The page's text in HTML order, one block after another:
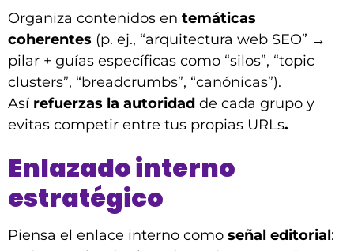
Organiza contenidos en temáticas
coherentes (p. ej., “arquitectura web SEO” →
pilar + guías específicas como “silos”, “topic
clusters”, “breadcrumbs”, “canónicas”).
Así refuerzas la autoridad de cada grupo y
evitas competir entre tus propias URLs.
Enlazado interno
estratégico
Piensa el enlace interno como señal editorial: